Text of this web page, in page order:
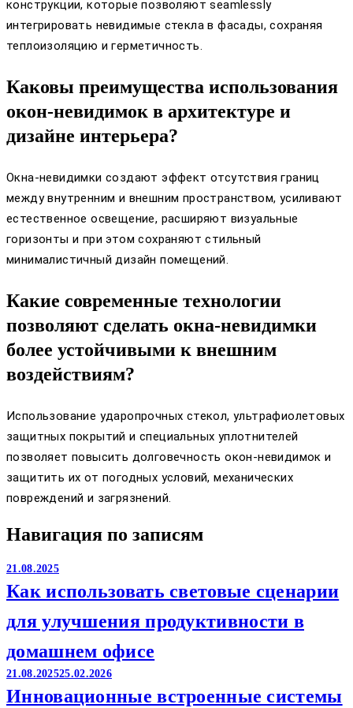
конструкции, которые позволяют seamlessly
интегрировать невидимые стекла в фасады, сохраняя
теплоизоляцию и герметичность.
Каковы преимущества использования
окон-невидимок в архитектуре и
дизайне интерьера?
Окна-невидимки создают эффект отсутствия границ
между внутренним и внешним пространством, усиливают
естественное освещение, расширяют визуальные
горизонты и при этом сохраняют стильный
минималистичный дизайн помещений.
Какие современные технологии
позволяют сделать окна-невидимки
более устойчивыми к внешним
воздействиям?
Использование ударопрочных стекол, ультрафиолетовых
защитных покрытий и специальных уплотнителей
позволяет повысить долговечность окон-невидимок и
защитить их от погодных условий, механических
повреждений и загрязнений.
Навигация по записям
21.08.2025
Как использовать световые сценарии
для улучшения продуктивности в
домашнем офисе
21.08.202525.02.2026
Инновационные встроенные системы